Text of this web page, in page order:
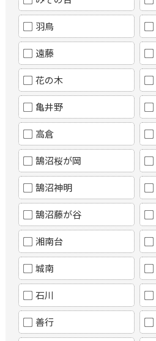
羽鳥
遠藤
花の木
亀井野
高倉
鵠沼桜が岡
鵠沼神明
鵠沼藤が谷
湘南台
城南
石川
善行